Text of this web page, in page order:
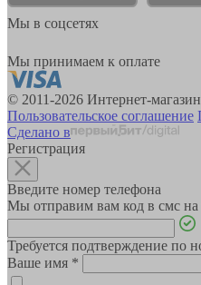
Мы в соцсетях
Мы принимаем к оплате
© 2011-2026 Интернет-
Пользовательское соглашение
Сделано в
Регистрация
Введите номер телефона
Мы отправим вам код в смс
Требуется подтверждение по
Ваше имя *